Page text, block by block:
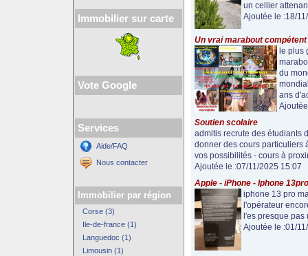
Immobilier sur carte
Vote Google
Services
Aide/FAQ
Nous contacter
Immobilier par région
Corse (3)
Ile-de-france (1)
Languedoc (1)
Limousin (1)
un cellier
Ajoutée le :18/
Un vrai marabout compétent
le plus
du
ans
Soutien scolaire
admitis recrute des étudiants
donner des cours particuliers
vos possibilités - cours à
Ajoutée le :07/11/2025 15:07
Apple - iPhone - Iphone
iphone 13 pro
l'opérateur
l'es presque
Ajoutée le :01/